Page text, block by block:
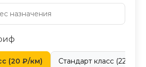
(20 ₽/км) Стандарт класс (22 ₽/